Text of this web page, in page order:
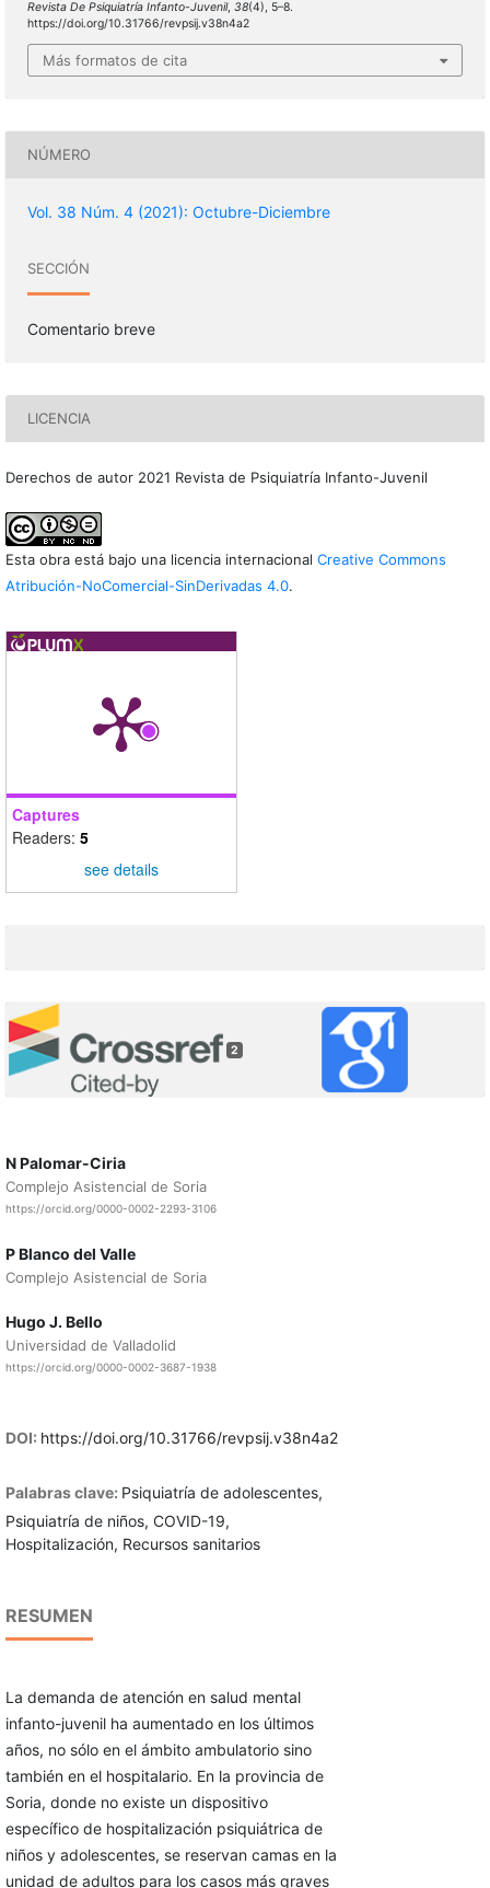
Revista De Psiquiatría Infanto-Juvenil, 38(4), 5–8.
https://doi.org/10.31766/revpsij.v38n4a2
Más formatos de cita
NÚMERO
Vol. 38 Núm. 4 (2021): Octubre-Diciembre
SECCIÓN
Comentario breve
LICENCIA
Derechos de autor 2021 Revista de Psiquiatría Infanto-Juvenil
Esta obra está bajo una licencia internacional Creative Commons
Atribución-NoComercial-SinDerivadas 4.0.
Captures
Readers: 5
see details
2
N Palomar-Ciria
Complejo Asistencial de Soria
https://orcid.org/0000-0002-2293-3106
P Blanco del Valle
Complejo Asistencial de Soria
Hugo J. Bello
Universidad de Valladolid
https://orcid.org/0000-0002-3687-1938
DOI: https://doi.org/10.31766/revpsij.v38n4a2
Palabras clave: Psiquiatría de adolescentes,
Psiquiatría de niños, COVID-19,
Hospitalización, Recursos sanitarios
RESUMEN
La demanda de atención en salud mental
infanto-juvenil ha aumentado en los últimos
años, no sólo en el ámbito ambulatorio sino
también en el hospitalario. En la provincia de
Soria, donde no existe un dispositivo
específico de hospitalización psiquiátrica de
niños y adolescentes, se reservan camas en la
unidad de adultos para los casos más graves